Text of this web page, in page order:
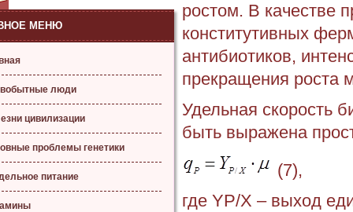
МЕНЮ
люди
цивилизации
проблемы генетики
питание
ростом. В качестве
конститутивных
антибиотиков,
прекращения роста
Удельная скорость
быть выражена
(7),
где YP/X – выход